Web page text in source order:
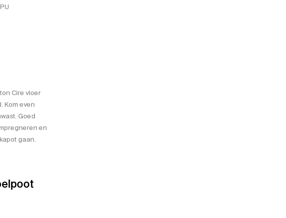
Cire vloer
Kom even
Goed
en
gaan.